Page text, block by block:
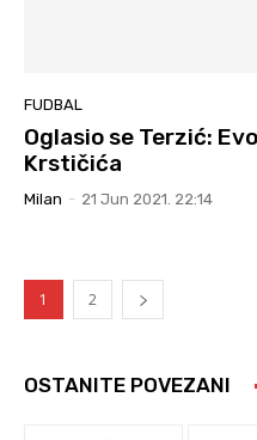
FUDBAL
Oglasio se Terzić:
Krstičića
Milan - 21 Jun 2021. 22:14
1 2
OSTANITE POVEZANI